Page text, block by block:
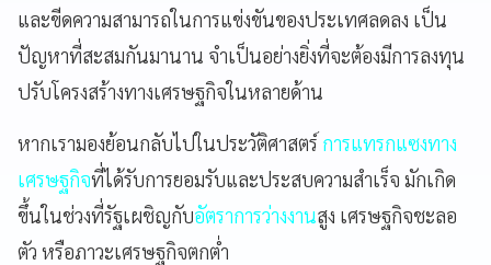
และขีดความสามารถในการแข่งขันของประเทศลดลง เป็น
ปัญหาที่สะสมกันมานาน จำเป็นอย่างยิ่งที่จะต้องมีการลงทุน
ปรับโครงสร้างทางเศรษฐกิจในหลายด้าน
หากเรามองย้อนกลับไปในประวัติศาสตร์ การแทรกแซงทาง
เศรษฐกิจที่ได้รับการยอมรับและประสบความสำเร็จ มักเกิด
ขึ้นในช่วงที่รัฐเผชิญกับอัตราการว่างงานสูง เศรษฐกิจชะลอ
ตัว หรือภาวะเศรษฐกิจตกต่ำ